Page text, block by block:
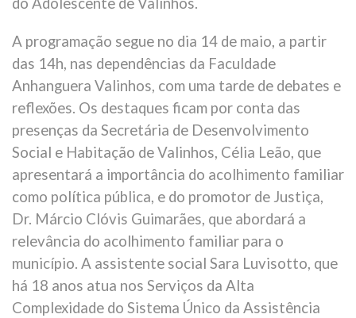
A programação segue no dia 14 de maio, a partir
das 14h, nas dependências da Faculdade
Anhanguera Valinhos, com uma tarde de debates e
reflexões. Os destaques ficam por conta das
presenças da Secretária de Desenvolvimento
Social e Habitação de Valinhos, Célia Leão, que
apresentará a importância do acolhimento familiar
como política pública, e do promotor de Justiça,
Dr. Márcio Clóvis Guimarães, que abordará a
relevância do acolhimento familiar para o
município. A assistente social Sara Luvisotto, que
há 18 anos atua nos Serviços da Alta
Complexidade do Sistema Único da Assistência